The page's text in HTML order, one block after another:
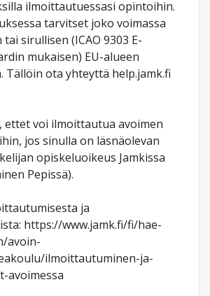
ilmoittautuessasi opintoihin.
tarvitset joko voimassa
sirullisen (ICAO 9303 E-
mukaisen) EU-alueen
Tällöin ota yhteyttä help.jamk.fi
ettet voi ilmoittautua avoimen
jos sinulla on läsnäolevan
opiskeluoikeus Jamkissa
Pepissä).
ja
https://www.jamk.fi/fi/hae-
avoin-
ilmoittautuminen-ja-
avoimessa